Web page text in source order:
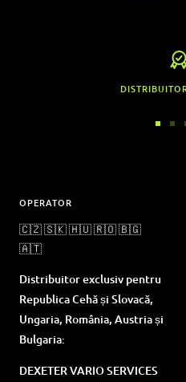
OPERATOR
🇨🇿 🇸🇰 🇭🇺 🇷🇴 🇧🇬
🇦🇹
Distribuitor exclusiv pentru
Republica Cehă și Slovacă,
Ungaria, România, Austria și
Bulgaria:
DEXETER VARIO SERVICES